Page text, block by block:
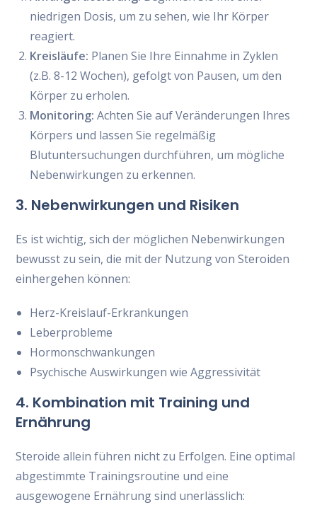
niedrigen Dosis, um zu sehen, wie Ihr Körper
reagiert.
Kreisläufe: Planen Sie Ihre Einnahme in Zyklen
(z.B. 8-12 Wochen), gefolgt von Pausen, um den
Körper zu erholen.
Monitoring: Achten Sie auf Veränderungen Ihres
Körpers und lassen Sie regelmäßig
Blutuntersuchungen durchführen, um mögliche
Nebenwirkungen zu erkennen.
3. Nebenwirkungen und Risiken
Es ist wichtig, sich der möglichen Nebenwirkungen
bewusst zu sein, die mit der Nutzung von Steroiden
einhergehen können:
Herz-Kreislauf-Erkrankungen
Leberprobleme
Hormonschwankungen
Psychische Auswirkungen wie Aggressivität
4. Kombination mit Training und
Ernährung
Steroide allein führen nicht zu Erfolgen. Eine optimal
abgestimmte Trainingsroutine und eine
ausgewogene Ernährung sind unerlässlich: